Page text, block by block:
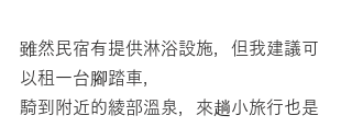
雖然民宿有提供淋浴設施，但我建議可
以租一台腳踏車，
騎到附近的綾部溫泉，來趟小旅行也是